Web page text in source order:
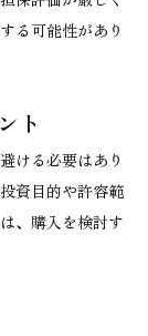
る可能性があり
ト
ける必要はあり
資目的や許容範
、購入を検討す